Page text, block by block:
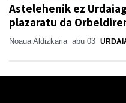
Astelehenik ez
plazaratu da
Noaua Aldizkaria abu 03